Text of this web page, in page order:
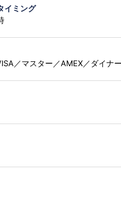
イミング
／マスター／AMEX／ダイナ